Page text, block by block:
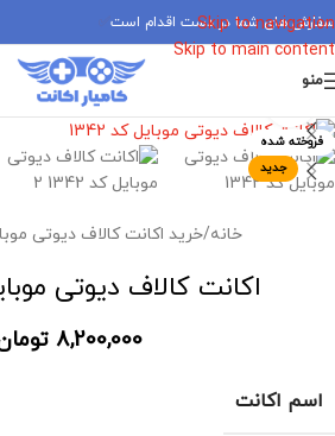
Skip to navigation
Skip to main content
سفارش های شما در دست اقدام است
منو
فروخته شده
جدید
برای بزرگنمایی کلیک کنید
خانه/خرید اکانت کالاف دیوتی
اکانت کالاف دیوتی موبایل
8,200,000
اسم اکانت